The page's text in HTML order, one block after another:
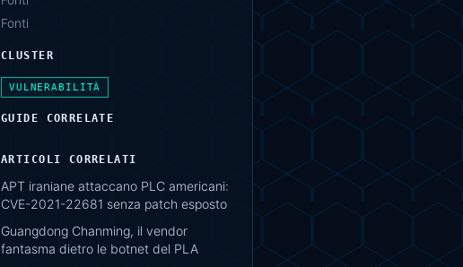
Fonti
CLUSTER
VULNERABILITÀ
GUIDE CORRELATE
ARTICOLI CORRELATI
APT iraniane attaccano PLC americani:
CVE-2021-22681 senza patch esposto
Guangdong Chanming, il vendor
fantasma dietro le botnet del PLA